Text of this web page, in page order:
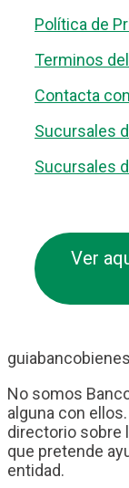
Política de
Terminos
Contacta
Sucursales
Sucursales
Ver
No somos
alguna con
directorio sobre
que pretende
entidad.